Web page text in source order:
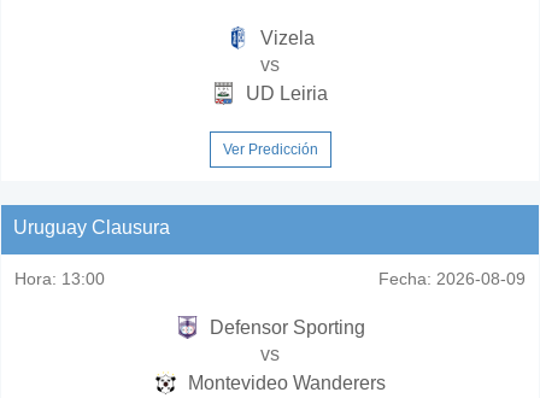
Vizela
vs
UD Leiria
Ver Predicción
Uruguay Clausura
Hora: 13:00 Fecha: 2026-08-09
Defensor Sporting
vs
Montevideo Wanderers